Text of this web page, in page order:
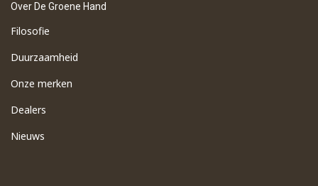
Over De Groene Hand
Filosofie
Duurzaamheid
Onze merken
Dealers
Nieuws